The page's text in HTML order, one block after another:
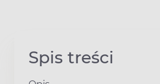
Spis treści